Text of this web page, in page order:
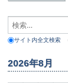
サイト内全文検索
2026年8月